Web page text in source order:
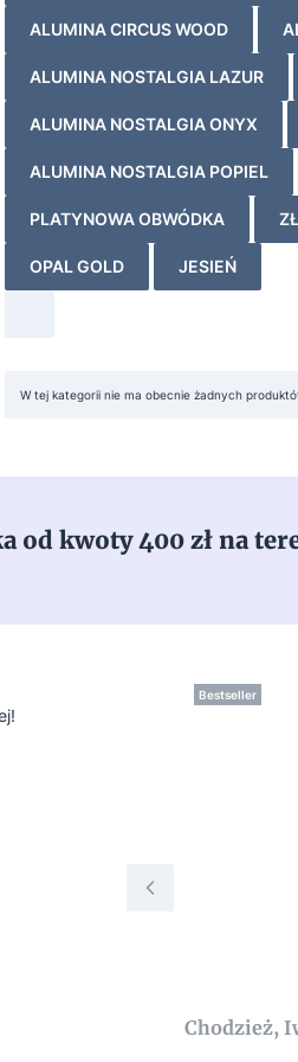
ALUMINA CIRCUS WOOD
ALUMINA NOSTALGIA LAZUR
ALUMINA NOSTALGIA ONYX
ALUMINA NOSTALGIA POPIEL
PLATYNOWA OBWÓDKA
OPAL GOLD JESIEŃ
Lista produktów
W tej kategorii nie ma obecnie żadnych
od kwoty 400 zł na
Bestseller
Chodzież,